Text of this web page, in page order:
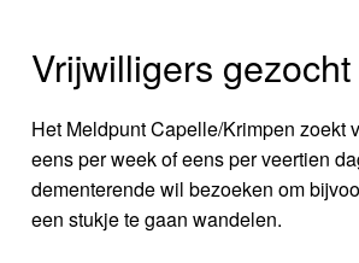
Vrijwilligers gezocht
Het Meldpunt Capelle/Krimpen zoekt
eens per week of eens per veertien
dementerende wil bezoeken om
een stukje te gaan wandelen.